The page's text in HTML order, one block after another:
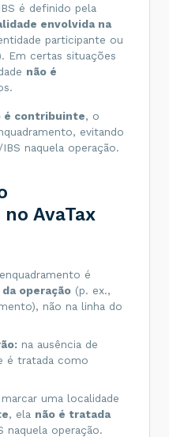
é definido pela
envolvida na
participante ou
Em certas situações
não é
é contribuinte, o
evitando
naquela operação.
AvaTax
é
operação (p. ex.,
não na linha do
na ausência de
é tratada como
uma localidade
, ela não é tratada
naquela operação.